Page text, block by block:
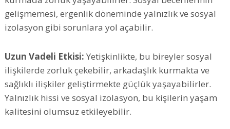
gelişmemesi, ergenlik döneminde yalnızlık ve sosyal
izolasyon gibi sorunlara yol açabilir.
Uzun Vadeli Etkisi: Yetişkinlikte, bu bireyler sosyal
ilişkilerde zorluk çekebilir, arkadaşlık kurmakta ve
sağlıklı ilişkiler geliştirmekte güçlük yaşayabilirler.
Yalnızlık hissi ve sosyal izolasyon, bu kişilerin yaşam
kalitesini olumsuz etkileyebilir.